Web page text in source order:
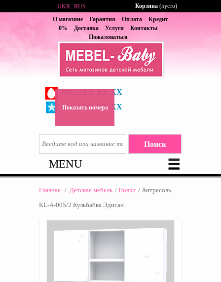
О магазине Гарантия Оплата
Кредит
0%
Доставка Услуги
Контакты
Пожаловаться
2XX-XX-XX
(067) 6XX-XX-XX
Показать номера
UKR RUS Корзина (пусто)
MENU
Главная / Детская мебель / Полки / Антресоль
KL-A-005/2 Кульбабка Эдисан